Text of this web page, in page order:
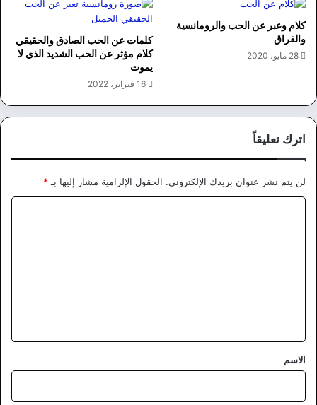
كلام وعبر عن الحب والرومانسية
والفراق
28 مايو، 2020
كلمات عن الحب الصادق والحقيقي
كلام مؤثر عن الحب الشديد الذي لا
يموت
16 فبراير، 2022
اترك تعليقاً
لن يتم نشر عنوان بريدك الإلكتروني. الحقول الإلزامية مشار إليها بـ *
*
الاسم